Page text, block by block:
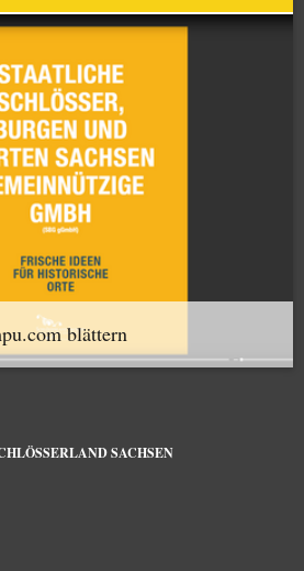
blättern
SACHSEN